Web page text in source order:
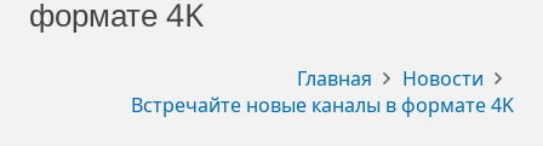
формате 4K
Главная
Новости
Встречайте новые каналы в формате 4K